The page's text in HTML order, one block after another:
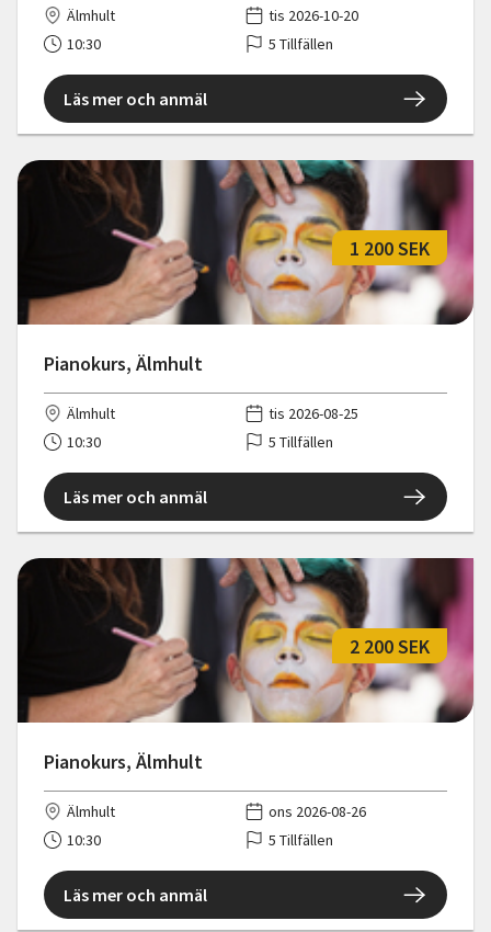
Älmhult
tis 2026-10-20
10:30
5 Tillfällen
Läs mer och anmäl
Pianokurs, Älmhult
1 200 SEK
Älmhult
tis 2026-08-25
10:30
5 Tillfällen
Läs mer och anmäl
Pianokurs, Älmhult
2 200 SEK
Älmhult
ons 2026-08-26
10:30
5 Tillfällen
Läs mer och anmäl